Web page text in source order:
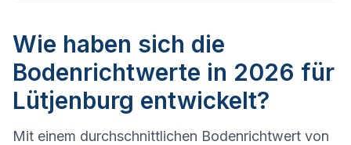
Wie haben sich die
Bodenrichtwerte in 2026 für
Lütjenburg entwickelt?
Mit einem durchschnittlichen Bodenrichtwert von